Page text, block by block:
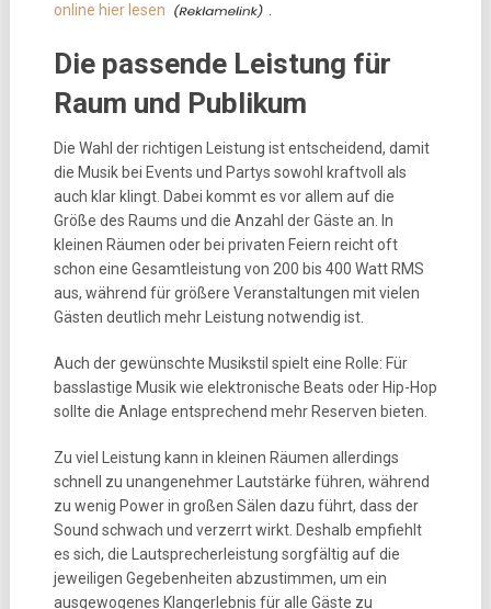
online hier lesen
Die passende Leistung für
Raum und Publikum
Die Wahl der richtigen Leistung ist entscheidend, damit
die Musik bei Events und Partys sowohl kraftvoll als
auch klar klingt. Dabei kommt es vor allem auf die
Größe des Raums und die Anzahl der Gäste an. In
kleinen Räumen oder bei privaten Feiern reicht oft
schon eine Gesamtleistung von 200 bis 400 Watt RMS
aus, während für größere Veranstaltungen mit vielen
Gästen deutlich mehr Leistung notwendig ist.
Auch der gewünschte Musikstil spielt eine Rolle: Für
basslastige Musik wie elektronische Beats oder Hip-Hop
sollte die Anlage entsprechend mehr Reserven bieten.
Zu viel Leistung kann in kleinen Räumen allerdings
schnell zu unangenehmer Lautstärke führen, während
zu wenig Power in großen Sälen dazu führt, dass der
Sound schwach und verzerrt wirkt. Deshalb empfiehlt
es sich, die Lautsprecherleistung sorgfältig auf die
jeweiligen Gegebenheiten abzustimmen, um ein
ausgewogenes Klangerlebnis für alle Gäste zu